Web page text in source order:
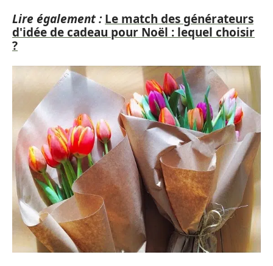
Lire également : Le match des générateurs
d'idée de cadeau pour Noël : lequel choisir
?